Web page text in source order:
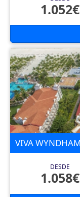
1.052€
DESDE
1.058€